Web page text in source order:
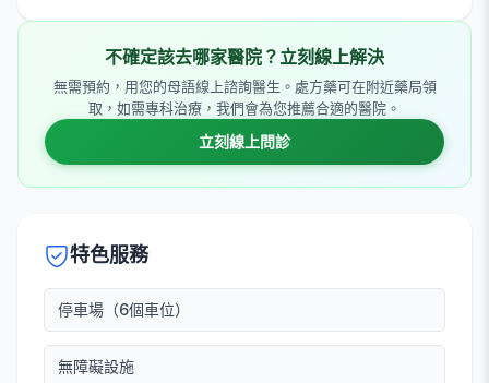
不確定該去哪家醫院？立刻線上解決
無需預約，用您的母語線上諮詢醫生。處方藥可在附近藥局領
取，如需專科治療，我們會為您推薦合適的醫院。
立刻線上問診
特色服務
停車場（6個車位）
無障礙設施